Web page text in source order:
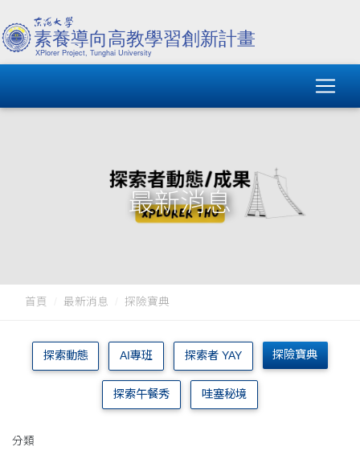
最新消息
首頁 最新消息 探險寶典
探索動態 AI專班 探索者 YAY 探險寶典
探索午餐秀 哇塞秘境
分類